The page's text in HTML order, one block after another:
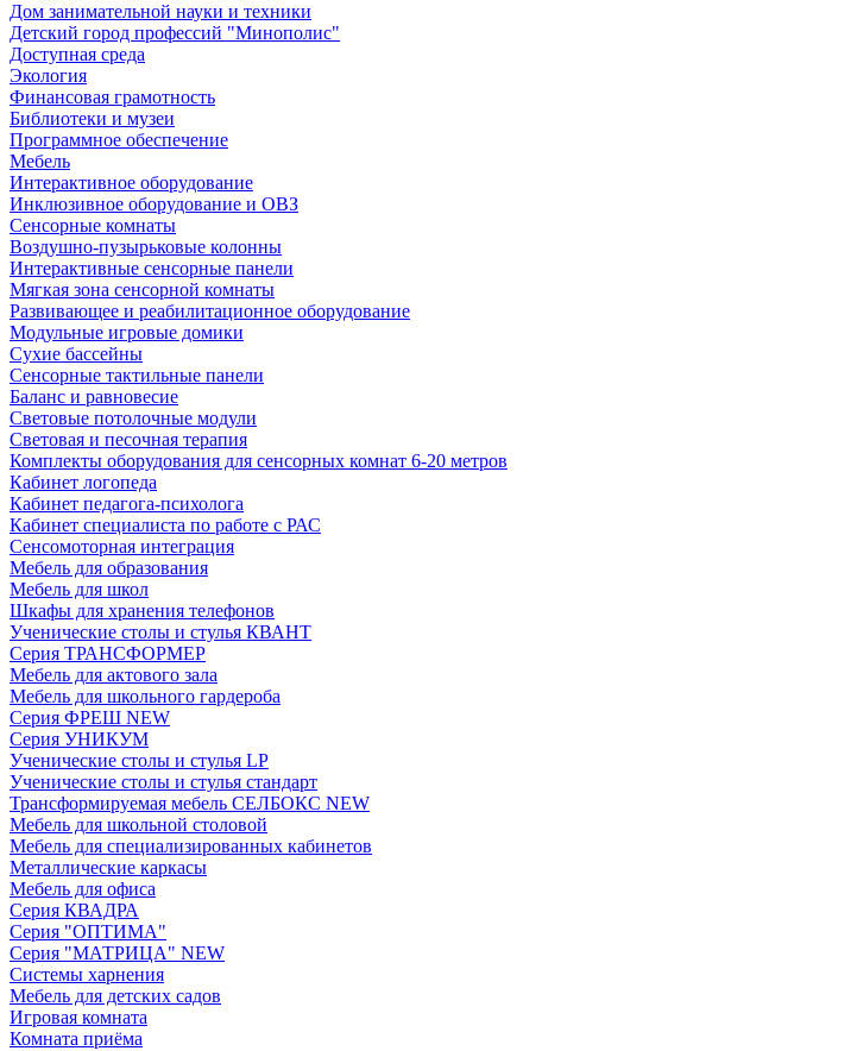
Дом занимательной науки и техники
Детский город профессий "Минополис"
Доступная среда
Экология
Финансовая грамотность
Библиотеки и музеи
Программное обеспечение
Мебель
Интерактивное оборудование
Инклюзивное оборудование и ОВЗ
Cенсорные комнаты
Воздушно-пузырьковые колонны
Интерактивные сенсорные панели
Мягкая зона сенсорной комнаты
Развивающее и реабилитационное оборудование
Модульные игровые домики
Сухие бассейны
Сенсорные тактильные панели
Баланс и равновесие
Световые потолочные модули
Световая и песочная терапия
Комплекты оборудования для сенсорных комнат 6-20 метров
Кабинет логопеда
Кабинет педагога-психолога
Кабинет специалиста по работе с РАС
Сенсомоторная интеграция
Мебель для образования
Мебель для школ
Шкафы для хранения телефонов
Ученические столы и стулья КВАНТ
Серия ТРАНСФОРМЕР
Мебель для актового зала
Мебель для школьного гардероба
Серия ФРЕШ NEW
Серия УНИКУМ
Ученические столы и стулья LP
Ученические столы и стулья стандарт
Трансформируемая мебель СЕЛБОКС NEW
Мебель для школьной столовой
Мебель для специализированных кабинетов
Металлические каркасы
Мебель для офиса
Серия КВАДРА
Серия "ОПТИМА"
Серия "МАТРИЦА" NEW
Системы харнения
Мебель для детских садов
Игровая комната
Комната приёма